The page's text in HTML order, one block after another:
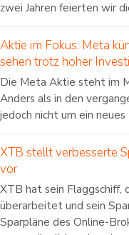
zwei Jahren feierten wir
Aktie im Fokus: Meta
sehen trotz hoher
Die Meta Aktie steht im
Anders als in den
jedoch nicht um ein
XTB stellt verbesserte
vor
XTB hat sein Flaggschiff,
überarbeitet und sein
Sparpläne des Online-